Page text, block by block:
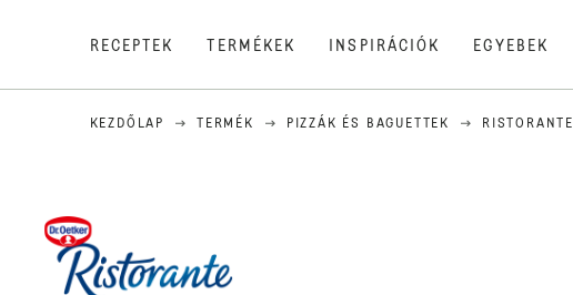
RECEPTEK TERMÉKEK INSPIRÁCIÓK EGYEBEK
KEZDŐLAP TERMÉK PIZZÁK ÉS BAGUETTEK RISTORANTE